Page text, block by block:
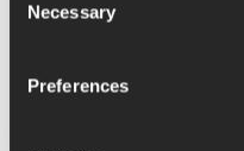
Selection
Necessary
Preferences
Step 2: